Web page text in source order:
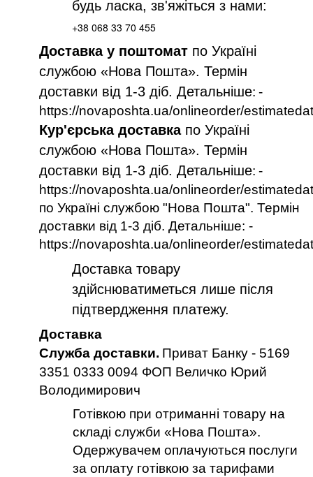
будь ласка, зв'яжіться з нами:
+38 068 33 70 455
Доставка у поштомат по Україні
службою «Нова Пошта». Термін
доставки від 1-3 діб. Детальніше: -
https://novaposhta.ua/onlineorder/
Кур'єрська доставка по Україні
службою «Нова Пошта». Термін
доставки від 1-3 діб. Детальніше: -
https://novaposhta.ua/onlineorder/
по Україні службою "Нова Пошта". Термін
доставки від 1-3 діб. Детальніше: -
https://novaposhta.ua/onlineorder/
Доставка товару
здійснюватиметься лише після
підтвердження платежу.
Доставка
Служба доставки. Приват Банку - 5169
3351 0333 0094 ФОП Величко Юрий
Володимирович
Готівкою при отриманні товару на
складі служби «Нова Пошта».
Одержувачем оплачуються послуги
за оплату готівкою за тарифами